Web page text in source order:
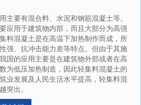
主要有混合料、水泥和钢筋混凝土等。
应用于建筑物内部，而且大部分为高强
料混凝土是在高温下加热制作而成，所
强、抗冲击能力差等特点。但由于其施
国的应用主要是在建筑物外部或者在高
为低压加热制造，因此轻集料混凝土的
业发展及人民生活水平提高，轻集料混
突出。